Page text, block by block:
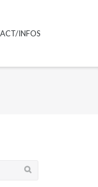
INFOS